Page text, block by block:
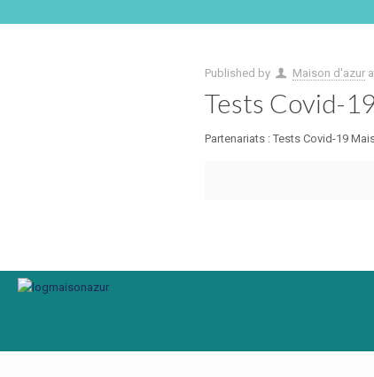
Published by Maison d'azur
Tests Covid-
Partenariats : Tests Covid-19